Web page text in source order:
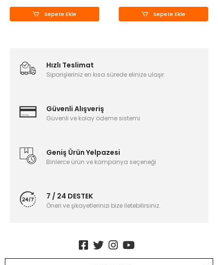
Sepete Ekle Sepete Ekle
Hızlı Teslimat
Siparişleriniz en kısa sürede elinize ulaşır.
Güvenli Alışveriş
Güvenli ve kolay ödeme sistemi
Geniş Ürün Yelpazesi
Binlerce ürün ve kampanya seçeneği
7 / 24 DESTEK
Öneri ve şikayetlerinizi bize iletebilirsiniz.